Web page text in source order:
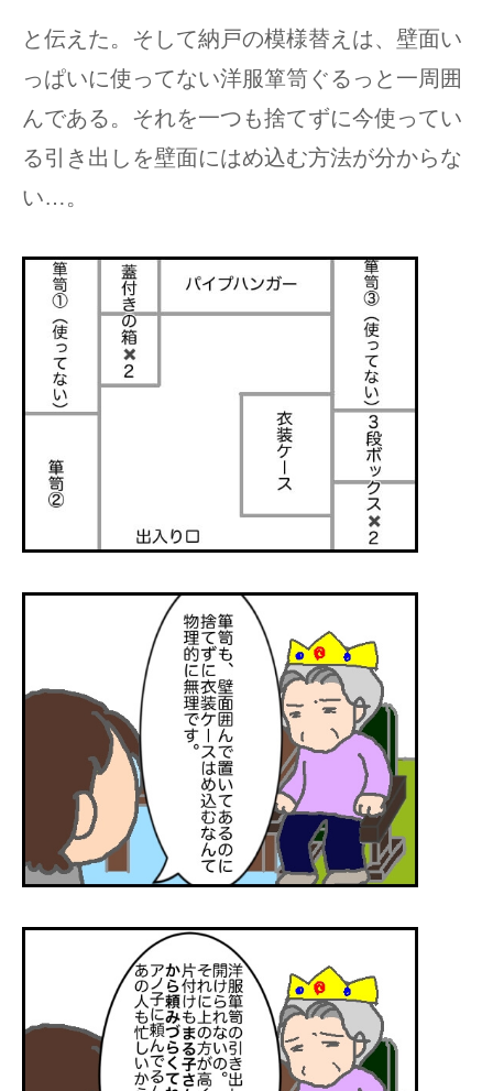
と伝えた。そして納戸の模様替えは、壁面い
っぱいに使ってない洋服箪笥ぐるっと一周囲
んである。それを一つも捨てずに今使ってい
る引き出しを壁面にはめ込む方法が分からな
い…。